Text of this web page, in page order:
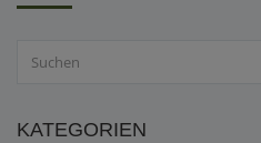
KATEGORIEN